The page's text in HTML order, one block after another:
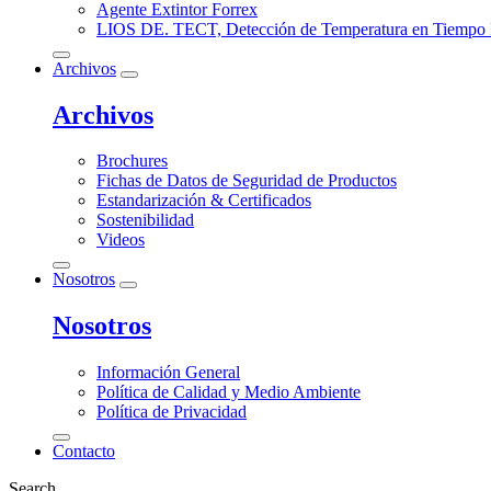
Agente Extintor Forrex
LIOS DE. TECT, Detección de Temperatura en Tiempo
Archivos
Archivos
Brochures
Fichas de Datos de Seguridad de Productos
Estandarización & Certificados
Sostenibilidad
Videos
Nosotros
Nosotros
Información General
Política de Calidad y Medio Ambiente
Política de Privacidad
Contacto